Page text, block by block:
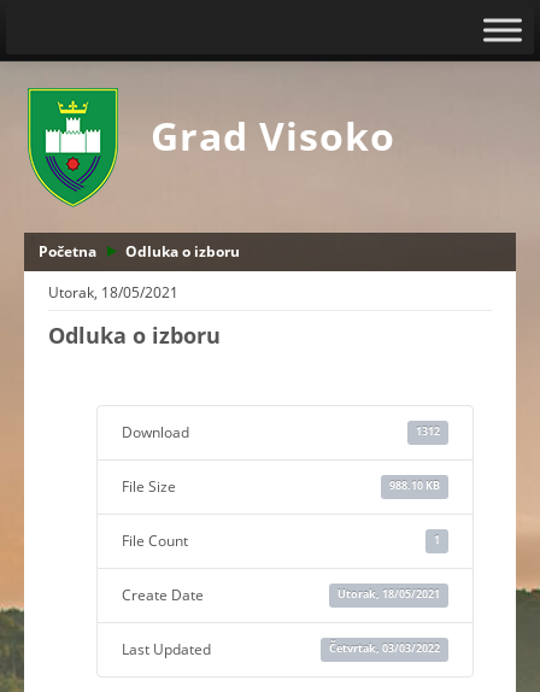
Grad Visoko
Početna
Odluka o izboru
Utorak, 18/05/2021
Odluka o izboru
Download 1312
File Size 988.10 KB
File Count 1
Create Date Utorak, 18/05/2021
Last Updated Četvrtak, 03/03/2022